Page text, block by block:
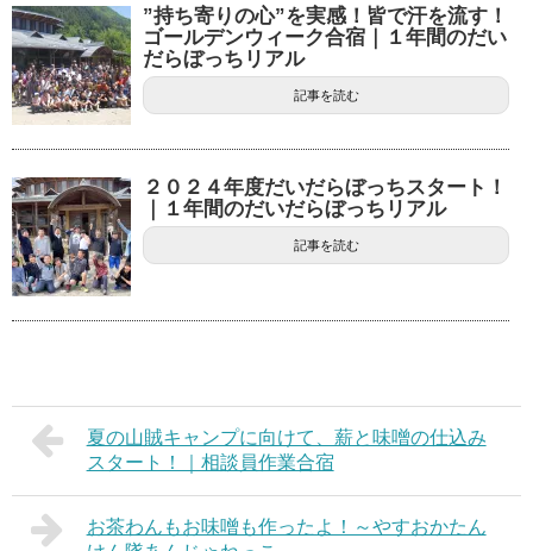
”持ち寄りの心”を実感！皆で汗を流す！
ゴールデンウィーク合宿｜１年間のだい
だらぼっちリアル
記事を読む
２０２４年度だいだらぼっちスタート！
｜１年間のだいだらぼっちリアル
記事を読む
夏の山賊キャンプに向けて、薪と味噌の仕込み
スタート！｜相談員作業合宿
お茶わんもお味噌も作ったよ！～やすおかたん